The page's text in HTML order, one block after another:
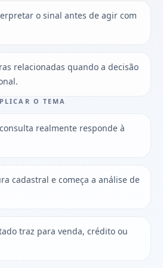
o sinal antes de agir com
relacionadas quando a decisão
O TEMA
realmente responde à
cadastral e começa a análise de
traz para venda, crédito ou